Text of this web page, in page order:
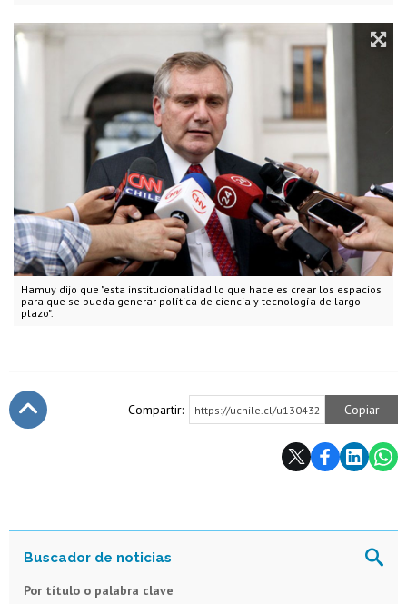
Hamuy dijo que "esta institucionalidad lo que hace es crear los espacios
para que se pueda generar política de ciencia y tecnología de largo
plazo".
Compartir: https://uchile.cl/u130432 Copiar
Por título o palabra clave